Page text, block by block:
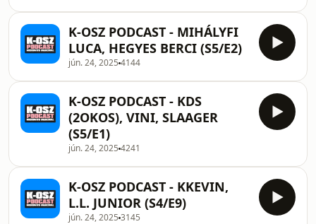
K-OSZ PODCAST - MIHÁLYFI
LUCA, HEGYES BERCI (S5/E2)
jún. 24, 2025 4144
K-OSZ PODCAST - KDS
(2OKOS), VINI, SLAAGER
(S5/E1)
jún. 24, 2025 4241
K-OSZ PODCAST - KKEVIN,
L.L. JUNIOR (S4/E9)
jún. 24, 2025 3145